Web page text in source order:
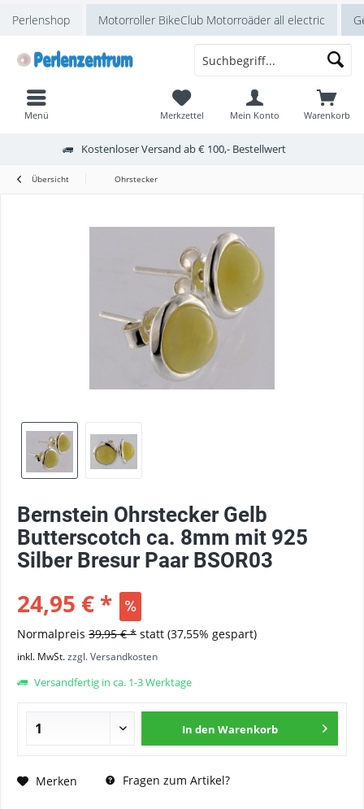
Perlenshop Motorroller BikeClub Motorroäder all electric
Kostenloser Versand ab € 100,- Bestellwert
Warenkorb
Merkzettel Mein Konto
Menü
Übersicht Ohrstecker
Bernstein Ohrstecker Gelb
Butterscotch ca. 8mm mit 925
Silber Bresur Paar BSOR03
24,95 € *
Normalpreis 39,95 € * statt (37,55% gespart)
inkl. MwSt.zzgl. Versandkosten
Versandfertig in ca. 1-3 Werktage
In den Warenkorb
Merken Fragen zum Artikel?